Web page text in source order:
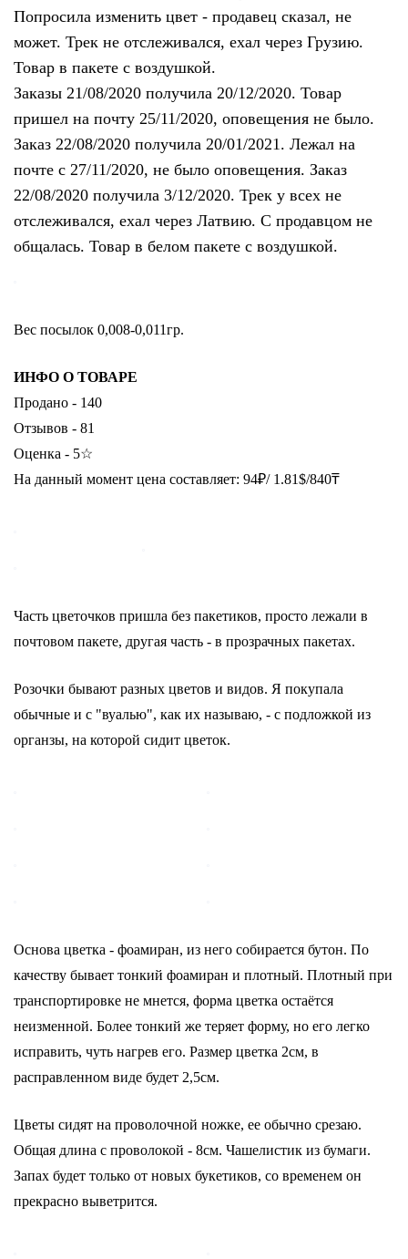
Попросила изменить цвет - продавец сказал, не
может. Трек не отслеживался, ехал через Грузию.
Товар в пакете с воздушкой.
Заказы 21/08/2020 получила 20/12/2020. Товар
пришел на почту 25/11/2020, оповещения не было.
Заказ 22/08/2020 получила 20/01/2021. Лежал на
почте с 27/11/2020, не было оповещения. Заказ
22/08/2020 получила 3/12/2020. Трек у всех не
отслеживался, ехал через Латвию. С продавцом не
общалась. Товар в белом пакете с воздушкой.
Вес посылок 0,008-0,011гр.
ИНФО О ТОВАРЕ
Продано - 140
Отзывов - 81
Оценка - 5☆
На данный момент цена составляет: 94₽/ 1.81$/840₸
Часть цветочков пришла без пакетиков, просто лежали в
почтовом пакете, другая часть - в прозрачных пакетах.
Розочки бывают разных цветов и видов. Я покупала
обычные и с "вуалью", как их называю, - с подложкой из
органзы, на которой сидит цветок.
Основа цветка - фоамиран, из него собирается бутон. По
качеству бывает тонкий фоамиран и плотный. Плотный при
транспортировке не мнется, форма цветка остаётся
неизменной. Более тонкий же теряет форму, но его легко
исправить, чуть нагрев его. Размер цветка 2см, в
расправленном виде будет 2,5см.
Цветы сидят на проволочной ножке, ее обычно срезаю.
Общая длина с проволокой - 8см. Чашелистик из бумаги.
Запах будет только от новых букетиков, со временем он
прекрасно выветрится.